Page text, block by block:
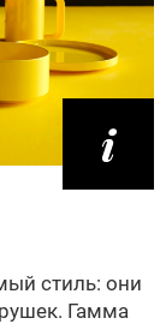
стиль: они
Гамма